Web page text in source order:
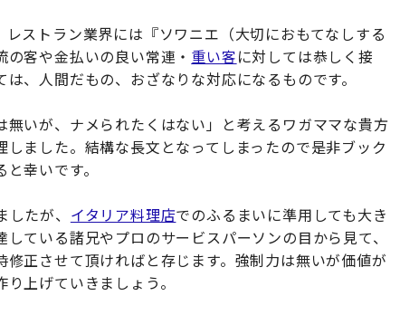
ストラン業界には『ソワニエ（大切におもてなしする
客や金払いの良い常連・ 重い客に対しては恭しく接
、人間だもの、おざなりな対応になるものです。
いが、ナメられたくはない」と考えるワガママな貴方
ました。結構な長文となってしまったので是非ブック
幸いです。
たが、 イタリア料理店でのふるまいに準用しても大き
ている諸兄やプロのサービスパーソンの目から見て、
正させて頂ければと存じます。強制力は無いが価値が
上げていきましょう。